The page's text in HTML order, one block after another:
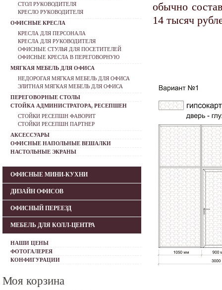
обычно
14 тысяч
СТОЛ РУКОВОДИТЕЛЯ
КРЕСЛО РУКОВОДИТЕЛЯ
ОФИСНЫЕ КРЕСЛА
КРЕСЛА ДЛЯ ПЕРСОНАЛА
КРЕСЛА ДЛЯ РУКОВОДИТЕЛЯ
ОФИСНЫЕ СТУЛЬЯ ДЛЯ ПОСЕТИТЕЛЕЙ
ОФИСНЫЕ КРЕСЛА В ПЕРЕГОВОРНУЮ
МЯГКАЯ МЕБЕЛЬ ДЛЯ ОФИСА
НЕДОРОГАЯ МЯГКАЯ МЕБЕЛЬ ДЛЯ ОФИСА
ЭЛИТНАЯ МЯГКАЯ МЕБЕЛЬ ДЛЯ ОФИСА
ПЕРЕГОВОРНЫЕ СТОЛЫ
СТОЙКА АДМИНИСТРАТОРА, РЕСЕПШЕН
СТОЙКИ РЕСЕПШН ФАВОРИТ
СТОЙКИ РЕСЕПШН ПАРТНЕР
АКСЕССУАРЫ
ОФИСНЫЕ НАПОЛЬНЫЕ ВЕШАЛКИ
НАСТОЛЬНЫЕ ЭКРАНЫ
ОФИСНЫЕ МИНИ-КУХНИ
ДИЗАЙН ОФИСОВ
ОФИСНЫЙ ПЕРЕЕЗД
МЕБЕЛЬ ДЛЯ КОЛЛ-ЦЕНТРА
НАШИ ЦЕНЫ
ФОТОГАЛЕРЕЯ
КОНФИГУРАЦИИ
Моя корзина